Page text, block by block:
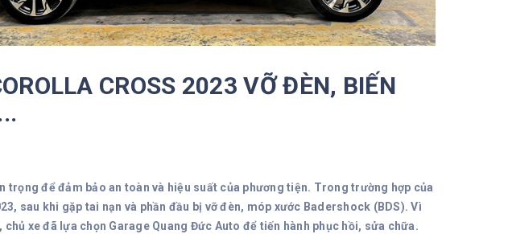
CROSS 2023 VỠ ĐÈN, BIẾN
trọng để đảm bảo an toàn và hiệu suất của phương tiện. Trong trường hợp của
sau khi gặp tai nạn và phần đầu bị vỡ đèn, móp xước Badershock (BDS). Vì
xe đã lựa chọn Garage Quang Đức Auto để tiến hành phục hồi, sửa chữa.